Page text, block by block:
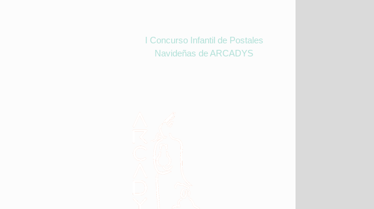
I Concurso Infantil de Postales
Navideñas de ARCADYS